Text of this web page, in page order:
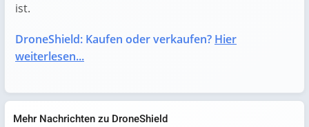
ist.
DroneShield: Kaufen oder verkaufen? Hier
weiterlesen...
Mehr Nachrichten zu DroneShield